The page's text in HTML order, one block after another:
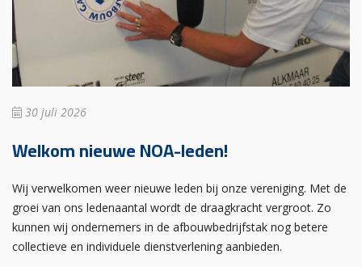
30 juli 2026
Welkom nieuwe NOA-leden!
Wij verwelkomen weer nieuwe leden bij onze vereniging. Met de
groei van ons ledenaantal wordt de draagkracht vergroot. Zo
kunnen wij ondernemers in de afbouwbedrijfstak nog betere
collectieve en individuele dienstverlening aanbieden.